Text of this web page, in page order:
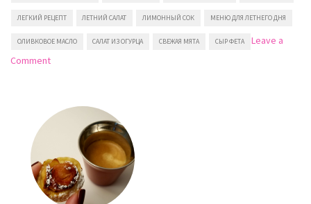
ЛЕГКИЙ РЕЦЕПТ ЛЕТНИЙ САЛАТ ЛИМОННЫЙ СОК МЕНЮ ДЛЯ ЛЕТНЕГО ДНЯ
ОЛИВКОВОЕ МАСЛО САЛАТ ИЗ ОГУРЦА СВЕЖАЯ МЯТА СЫР ФЕТА
Leave a
Commenton
с
мятой